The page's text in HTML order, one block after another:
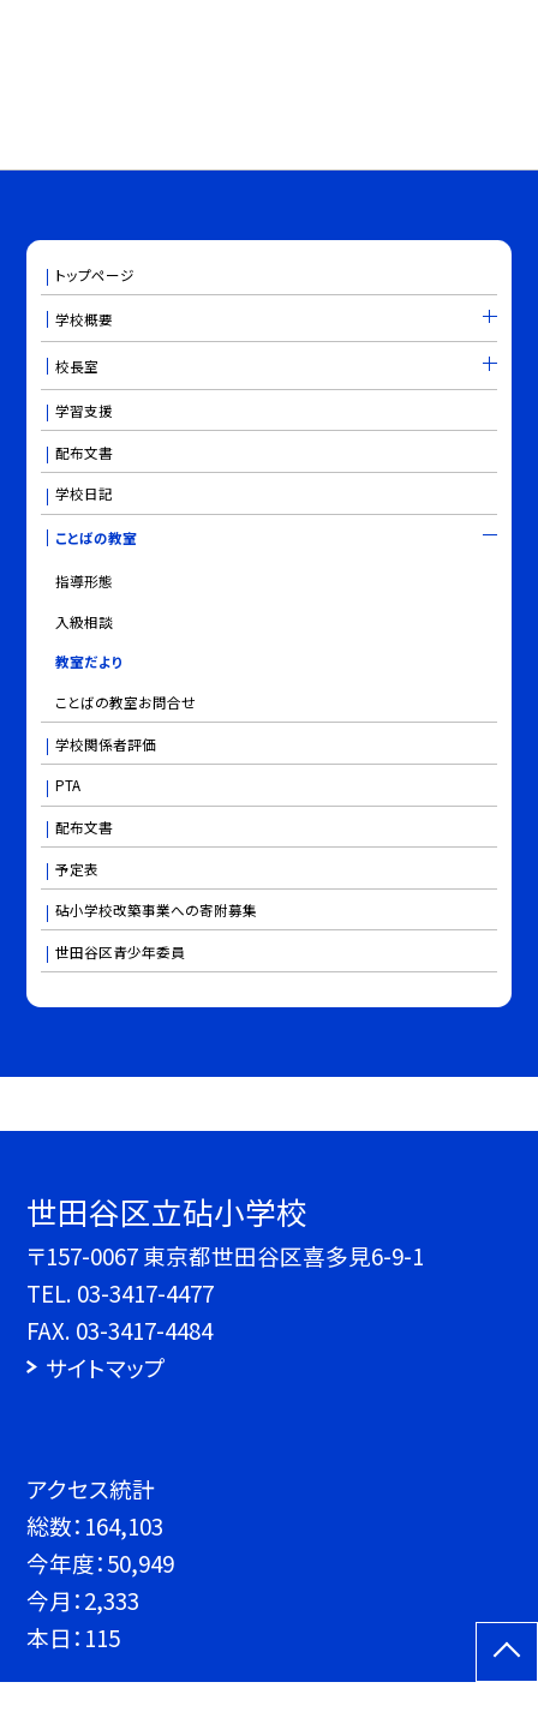
トップページ
学校概要
校長室
学習支援
配布文書
学校日記
ことばの教室
指導形態
入級相談
教室だより
ことばの教室お問合せ
学校関係者評価
PTA
配布文書
予定表
砧小学校改築事業への寄附募集
世田谷区青少年委員
世田谷区立砧小学校
〒157-0067 東京都世田谷区喜多見6-9-1
TEL. 03-3417-4477
FAX. 03-3417-4484
サイトマップ
アクセス統計
総数： 164,103
今年度：50,949
今月：2,333
本日： 115